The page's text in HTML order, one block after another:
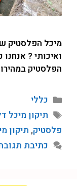
מיכל הפלסטיק
ואיכותי ?
הפלסטיק
כללי
תיקון מיכל
פלסטיק,תיקון
כתיבת